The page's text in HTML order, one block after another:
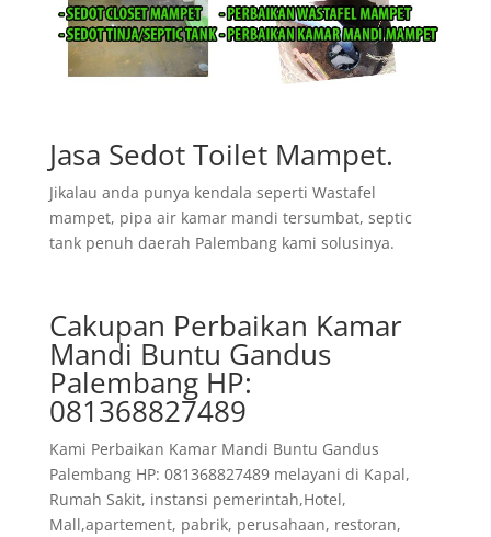
Jasa Sedot Toilet Mampet.
Jikalau anda punya kendala seperti Wastafel
mampet, pipa air kamar mandi tersumbat, septic
tank penuh daerah Palembang kami solusinya.
Cakupan Perbaikan Kamar
Mandi Buntu Gandus
Palembang HP:
081368827489
Kami Perbaikan Kamar Mandi Buntu Gandus
Palembang HP: 081368827489 melayani di Kapal,
Rumah Sakit, instansi pemerintah,Hotel,
Mall,apartement, pabrik, perusahaan, restoran,